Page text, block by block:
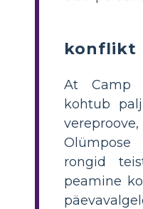
konflikt
At Camp
kohtub
rongid
peamine